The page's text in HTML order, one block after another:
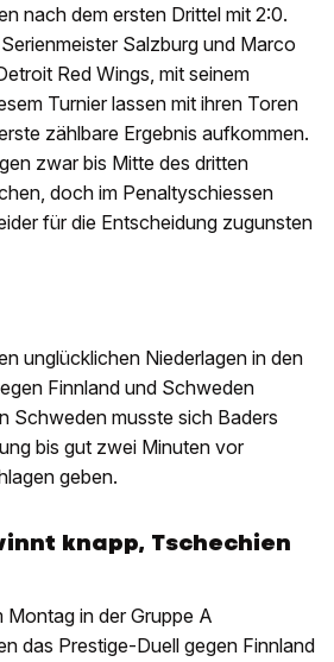
nach dem ersten Drittel mit 2:0.
Salzburg und Marco
Red Wings, mit seinem
Turnier lassen mit ihren Toren
zählbare Ergebnis aufkommen.
zwar bis Mitte des dritten
doch im Penaltyschiessen
für die Entscheidung zugunsten
unglücklichen Niederlagen in den
Finnland und Schweden
Schweden musste sich Baders
bis gut zwei Minuten vor
geben.
knapp, Tschechien
in der Gruppe A
das Prestige-Duell gegen Finnland